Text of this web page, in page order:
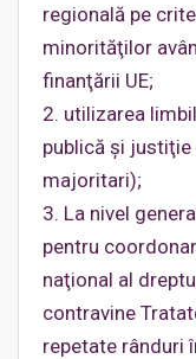
regională pe
minorităţilor
finanţării UE;
2. utilizarea
publică şi
majoritari);
3. La nivel
pentru
naţional al
contravine
repetate rânduri